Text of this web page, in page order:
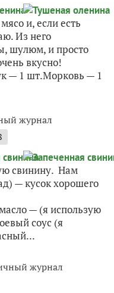
и, если есть
Из него
шулюм, и просто
вкусно!
— 1 шт.Морковь — 1
журнал
свинину. Нам
— кусок хорошего
— (я использую
соус (я
журнал